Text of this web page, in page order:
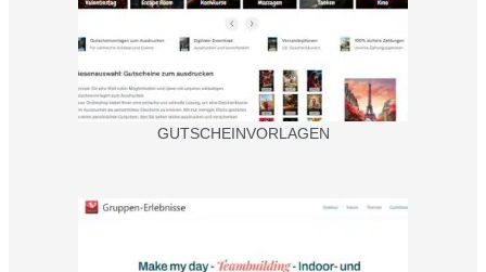
GUTSCHEINVORLAGEN